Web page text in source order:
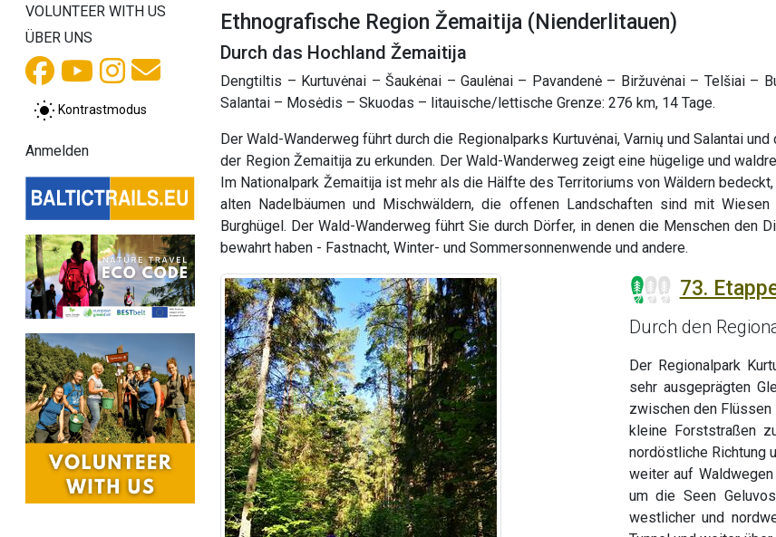
VOLUNTEER WITH US
ÜBER UNS
Kontrastmodus
Anmelden
Ethnografische Region Žemaitija (Nienderlitauen)
Durch das Hochland Žemaitija
Dengtiltis – Kurtuvėnai – Šaukėnai – Gaulėnai – Pavandenė – Biržuvėnai – Telšiai
Salantai – Mosėdis – Skuodas – litauische/lettische Grenze: 276 km, 14 Tage.
Der Wald-Wanderweg führt durch die Regionalparks Kurtuvėnai, Varnių und Salantai
der Region Žemaitija zu erkunden. Der Wald-Wanderweg zeigt eine hügelige und
Im Nationalpark Žemaitija ist mehr als die Hälfte des Territoriums von Wäldern
alten Nadelbäumen und Mischwäldern, die offenen Landschaften sind mit
Burghügel. Der Wald-Wanderweg führt Sie durch Dörfer, in denen die Menschen den
bewahrt haben - Fastnacht, Winter- und Sommersonnenwende und andere.
73.
Durch den
Der Regionalpark
sehr ausgeprägten
zwischen den
kleine Forststraßen
nordöstliche Richtung
weiter auf
um die Seen
westlicher und